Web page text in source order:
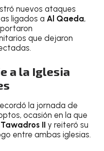
nuevos ataques
ligados a Al Qaeda,
que dejaron
a la Iglesia
la jornada de
ocasión en la que
Tawadros II y reiteró su
entre ambas iglesias.